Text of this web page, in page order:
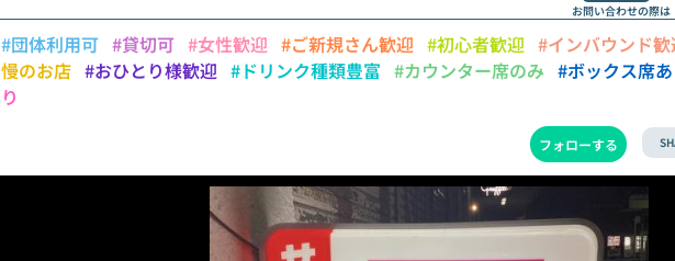
お問い合わせの際
#団体利用可 #貸切可 #女性歓迎 #ご新規さん歓迎 #初心者歓迎 #インバウンド
慢のお店 #おひとり様歓迎 #ドリンク種類豊富 #カウンター席のみ #ボックス席
り
フォローする